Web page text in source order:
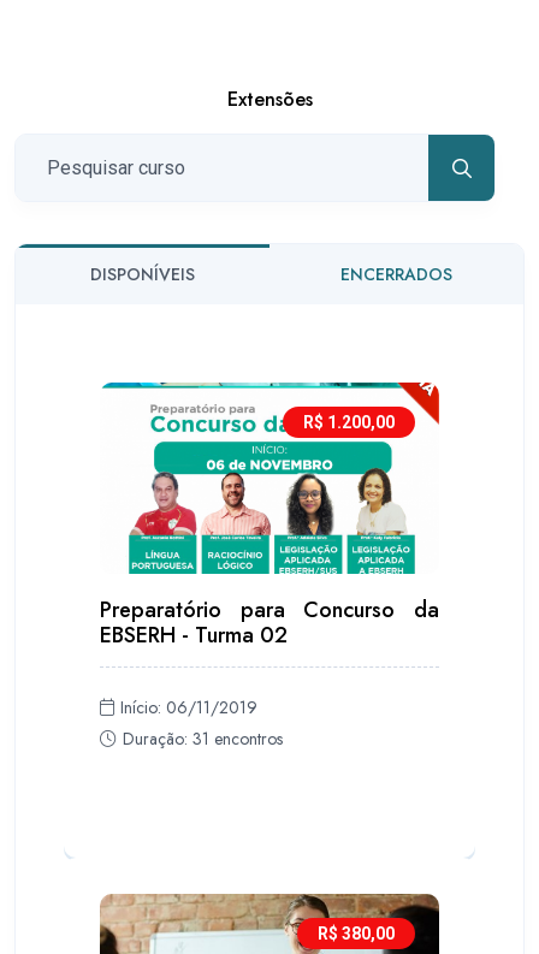
Extensões
DISPONÍVEIS ENCERRADOS
R$ 1.200,00
Preparatório para Concurso da
EBSERH - Turma 02
Início: 06/11/2019
Duração: 31 encontros
R$ 380,00